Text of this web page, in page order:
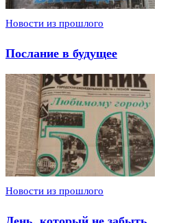
Новости из прошлого
Послание в будущее
Новости из прошлого